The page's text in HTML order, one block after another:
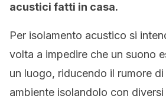
acustici fatti in casa.
Per isolamento acustico si
volta a impedire che un suono
un luogo, riducendo il rumore
ambiente isolandolo con diversi